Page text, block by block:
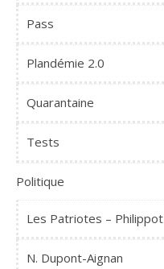
Pass
Plandémie 2.0
Quarantaine
Tests
Politique
Les Patriotes – Philippot
N. Dupont-Aignan